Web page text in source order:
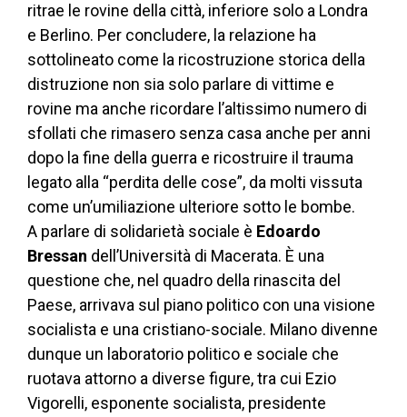
ritrae le rovine della città, inferiore solo a Londra
e Berlino. Per concludere, la relazione ha
sottolineato come la ricostruzione storica della
distruzione non sia solo parlare di vittime e
rovine ma anche ricordare l’altissimo numero di
sfollati che rimasero senza casa anche per anni
dopo la fine della guerra e ricostruire il trauma
legato alla “perdita delle cose”, da molti vissuta
come un’umiliazione ulteriore sotto le bombe.
A parlare di solidarietà sociale è Edoardo
Bressan dell’Università di Macerata. È una
questione che, nel quadro della rinascita del
Paese, arrivava sul piano politico con una visione
socialista e una cristiano-sociale. Milano divenne
dunque un laboratorio politico e sociale che
ruotava attorno a diverse figure, tra cui Ezio
Vigorelli, esponente socialista, presidente